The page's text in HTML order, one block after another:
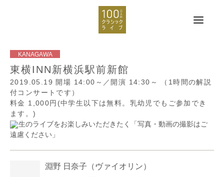
東横INN新横浜駅前新館
2019.05.19 開場 14:00～／開演 14:30～
（1時間の解説
付コンサートです）
料金 1,000円(中学生以下は無料。乳幼児でもご参加でき
ます。)
生のライブをお楽しみいただきたく「写真・動画の撮影はご
遠慮ください」
淵野 日奈子 （ヴァイオリン）